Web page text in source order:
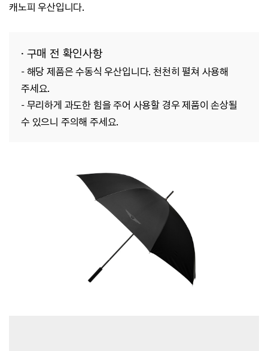
캐노피 우산입니다.
· 구매 전 확인사항
- 해당 제품은 수동식 우산입니다. 천천히 펼쳐 사용해
주세요.
- 무리하게 과도한 힘을 주어 사용할 경우 제품이 손상될
수 있으니 주의해 주세요.